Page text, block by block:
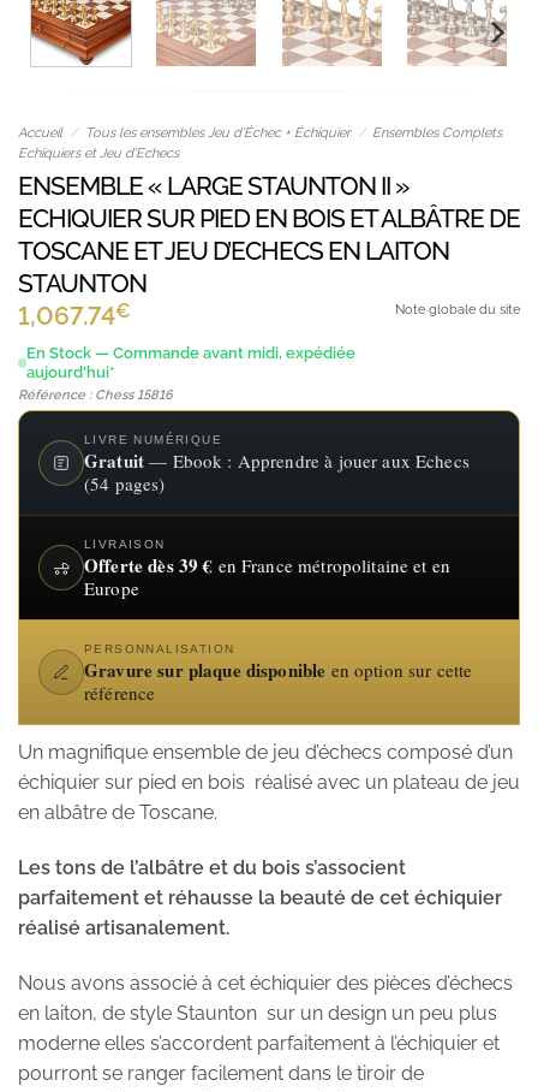
Accueil / Tous les ensembles Jeu d’Échec + Échiquier / Ensembles Complets
Echiquiers et Jeu d'Echecs
ENSEMBLE « LARGE STAUNTON II »
ECHIQUIER SUR PIED EN BOIS ET ALBÂTRE DE
TOSCANE ET JEU D’ECHECS EN LAITON
STAUNTON
1,067.74€
En Stock — Commande avant midi, expédiée
aujourd'hui*
Référence : Chess 15816
Note globale du site
LIVRE NUMÉRIQUE
Gratuit — Ebook : Apprendre à jouer aux Echecs
(54 pages)
LIVRAISON
Offerte dès 39 € en France métropolitaine et en
Europe
PERSONNALISATION
Gravure sur plaque disponible en option sur cette
référence
Un magnifique ensemble de jeu d’échecs composé d’un
échiquier sur pied en bois réalisé avec un plateau de jeu
en albâtre de Toscane.
Les tons de l’albâtre et du bois s’associent
parfaitement et réhausse la beauté de cet échiquier
réalisé artisanalement.
Nous avons associé à cet échiquier des pièces d’échecs
en laiton, de style Staunton sur un design un peu plus
moderne elles s’accordent parfaitement à l’échiquier et
pourront se ranger facilement dans le tiroir de